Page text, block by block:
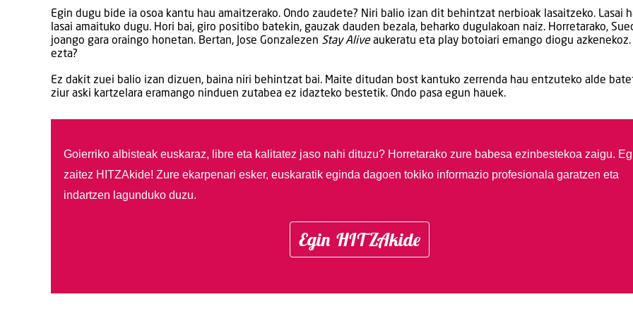
Egin dugu bide ia osoa kantu hau amaitzerako. Ondo zaudete? Niri balio izan dit behintzat nerbioak lasaitzeko. Lasai
lasai amaituko dugu. Hori bai, giro positibo batekin, gauzak dauden bezala, beharko dugulakoan naiz. Horretarako,
joango gara oraingo honetan. Bertan, Jose Gonzalezen Stay Aliveaukeratu eta play botoiari emango diogu azkenekoz.
ezta?
Ez dakit zuei balio izan dizuen, baina niri behintzat bai. Maite ditudan bost kantuko zerrenda hau entzuteko alde
ziur aski kartzelara eramango ninduen zutabea ez idazteko bestetik. Ondo pasa egun hauek.
Goierriko albisteak euskaraz, libre eta kalitatez jaso nahi dituzu? Horretarako zure babesa ezinbestekoa zaigu.
zaitez HITZAkide! Zure ekarpenari esker, euskaratik eginda dagoen tokiko informazio profesionala garatzen eta
indartzen lagunduko duzu.
Egin HITZAkide